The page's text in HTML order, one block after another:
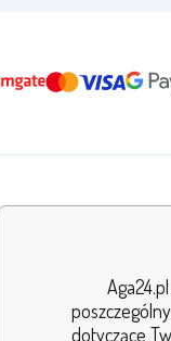
dotyczące